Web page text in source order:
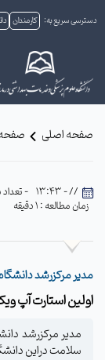
دسترسی سریع به: کارمندان
صفحه اصلی
// - 13:43 - تعداد
زمان مطالعه : 1 دقیقه
مدیر مرکزرشد
اولین استارت آپ
مدیر مرکزرشد
سلامت دراین